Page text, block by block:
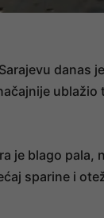
danas
je blago pala,
sparine i